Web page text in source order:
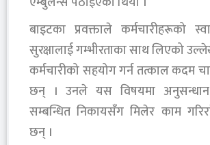
बाइटका प्रवक्ताले कर्मचारीहरूको
सुरक्षालाई गम्भीरताका साथ लिएको
कर्मचारीको सहयोग गर्न तत्काल कदम
छन् । उनले यस विषयमा अनुसन्धान
सम्बन्धित निकायसँग मिलेर काम
छन् ।